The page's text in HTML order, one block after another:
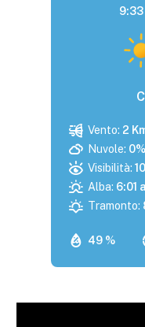
9:33
49 %
Vento: 2
Nuvole: 0%
Visibilità:
Alba: 6:01
Tramonto: